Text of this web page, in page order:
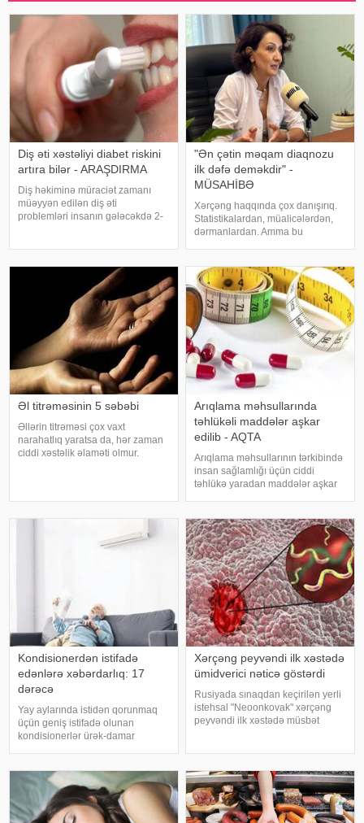
Diş əti xəstəliyi diabet riskini
artıra bilər - ARAŞDIRMA
Diş həkiminə müraciət zamanı
müəyyən edilən diş əti
problemləri insanın gələcəkdə 2-
Health" jurnalında dərc olunan v
"Ən çətin məqam diaqnozu
ilk dəfə deməkdir" -
MÜSAHİBƏ
Xərçəng haqqında çox danışırıq.
Statistikalardan, müalicələrdən,
dərmanlardan. Amma bu
qorxularından, ümidlərindən,
yanlış bildiklərindən daha az
danışırıq. Elə buna gör
Əl titrəməsinin 5 səbəbi
Əllərin titrəməsi çox vaxt
narahatlıq yaratsa da, hər zaman
ciddi xəstəlik əlaməti olmur.
qalxa bilər. Fransız mətbuatın
Arıqlama məhsullarında
təhlükəli maddələr aşkar
edilib - AQTA
Arıqlama məhsullarının tərkibində
insan sağlamlığı üçün ciddi
təhlükə yaradan maddələr aşkar
Təhlükəsizliyi Agentliyinin (AQTA)
Qida təhlükəsizliyi şöbəsinin
müdir
Kondisionerdən istifadə
edənlərə xəbərdarlıq: 17
dərəcə
Yay aylarında istidən qorunmaq
üçün geniş istifadə olunan
kondisionerlər ürək-damar
kardioloqların bildirdiyinə görə,
tərli halda qəfil çox soyuq otağ
Xərçəng peyvəndi ilk xəstədə
ümidverici nəticə göstərdi
Rusiyada sınaqdan keçirilən yerli
istehsal "Neoonkovak" xərçəng
peyvəndi ilk xəstədə müsbət
Epidemiologiya və Mikrobiologiya
Mərkəzini